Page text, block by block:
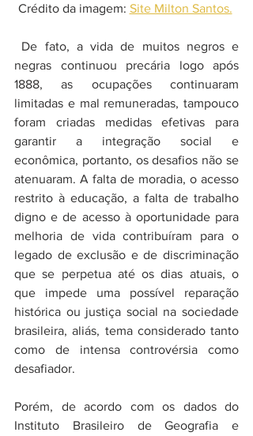
Crédito da imagem: Site Milton Santos.
negras continuou precária logo após
1888, as ocupações continuaram
limitadas e mal remuneradas, tampouco
foram criadas medidas efetivas para
garantir a integração social e
econômica, portanto, os desafios não se
atenuaram. A falta de moradia, o acesso
restrito à educação, a falta de trabalho
digno e de acesso à oportunidade para
melhoria de vida contribuíram para o
legado de exclusão e de discriminação
que se perpetua até os dias atuais, o
que impede uma possível reparação
histórica ou justiça social na sociedade
brasileira, aliás, tema considerado tanto
como de intensa controvérsia como
desafiador.
Porém, de acordo com os dados do
Instituto Brasileiro de Geografia e